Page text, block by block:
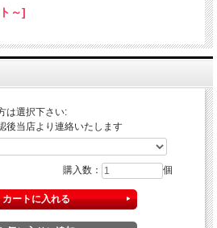
～]
は選択下さい:
後当店より連絡いたします
購入数： 個